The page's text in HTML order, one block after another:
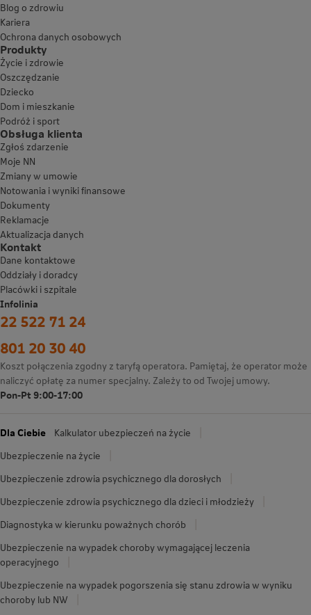
Blog o zdrowiu
Kariera
Ochrona danych osobowych
Produkty
Życie i zdrowie
Oszczędzanie
Dziecko
Dom i mieszkanie
Podróż i sport
Obsługa klienta
Zgłoś zdarzenie
Moje NN
Zmiany w umowie
Notowania i wyniki finansowe
Dokumenty
Reklamacje
Aktualizacja danych
Kontakt
Dane kontaktowe
Oddziały i doradcy
Placówki i szpitale
Infolinia
22 522 71 24
801 20 30 40
Koszt połączenia zgodny z taryfą operatora. Pamiętaj, że operator może
naliczyć opłatę za numer specjalny. Zależy to od Twojej umowy.
Pon-Pt 9:00-17:00
Dla Ciebie
Kalkulator ubezpieczeń na życie
Ubezpieczenie na życie
Ubezpieczenie zdrowia psychicznego dla dorosłych
Ubezpieczenie zdrowia psychicznego dla dzieci i młodzieży
Diagnostyka w kierunku poważnych chorób
Ubezpieczenie na wypadek choroby wymagającej leczenia
operacyjnego
Ubezpieczenie na wypadek pogorszenia się stanu zdrowia w wyniku
choroby lub NW